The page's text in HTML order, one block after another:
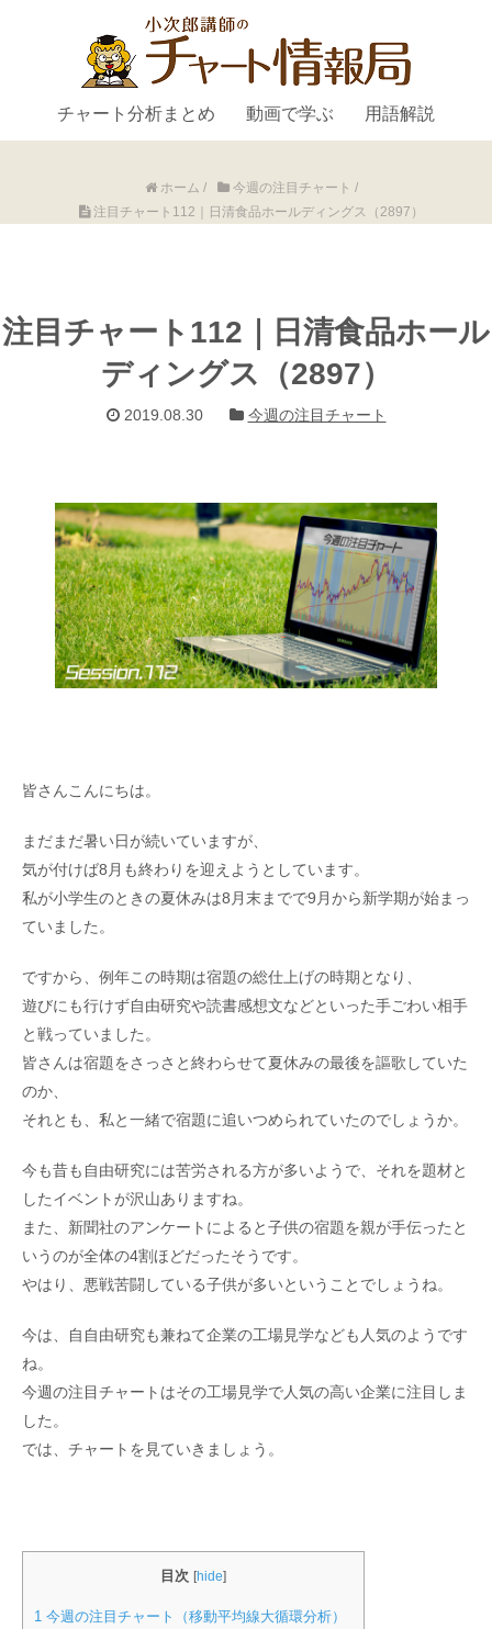
チャート分析まとめ 動画で学ぶ 用語解説
ホーム / 今週の注目チャート /
注目チャート112｜日清食品ホールディングス（2897）
注目チャート112｜日清食品ホール
ディングス（2897）
2019.08.30 今週の注目チャート
皆さんこんにちは。
まだまだ暑い日が続いていますが、
気が付けば8月も終わりを迎えようとしています。
私が小学生のときの夏休みは8月末までで9月から新学期が始まっ
ていました。
ですから、例年この時期は宿題の総仕上げの時期となり、
遊びにも行けず自由研究や読書感想文などといった手ごわい相手
と戦っていました。
皆さんは宿題をさっさと終わらせて夏休みの最後を謳歌していた
のか、
それとも、私と一緒で宿題に追いつめられていたのでしょうか。
今も昔も自由研究には苦労される方が多いようで、それを題材と
したイベントが沢山ありますね。
また、新聞社のアンケートによると子供の宿題を親が手伝ったと
いうのが全体の4割ほどだったそうです。
やはり、悪戦苦闘している子供が多いということでしょうね。
今は、自自由研究も兼ねて企業の工場見学なども人気のようです
ね。
今週の注目チャートはその工場見学で人気の高い企業に注目しま
した。
では、チャートを見ていきましょう。
目次 [hide]
1 今週の注目チャート（移動平均線大循環分析）